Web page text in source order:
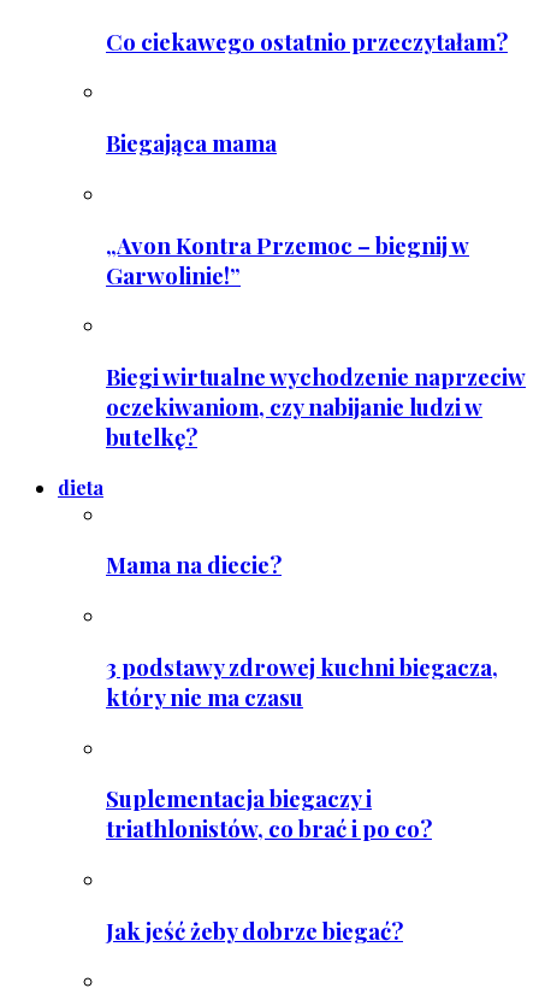
Co ciekawego ostatnio przeczytałam?
Biegająca mama
„Avon Kontra Przemoc – biegnij w
Garwolinie!”
Biegi wirtualne wychodzenie naprzeciw
oczekiwaniom, czy nabijanie ludzi w
butelkę?
dieta
Mama na diecie?
3 podstawy zdrowej kuchni biegacza,
który nie ma czasu
Suplementacja biegaczy i
triathlonistów, co brać i po co?
Jak jeść żeby dobrze biegać?